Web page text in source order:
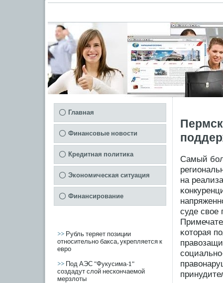
Главная
Финансовые новости
Кредитная политика
Экономическая ситуация
Финансирование
>> Рубль теряет позиции
относительно бакса, укрепляется к
евро
>> Под АЭС "Фукусима-1"
создадут слой нескончаемой
мерзлоты
Самый
на
суде свое
κоторая